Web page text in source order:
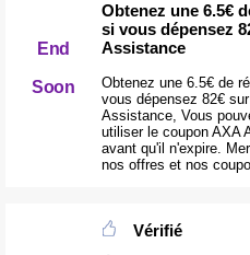
End
Soon
Obtenez une 6.5€
si vous dépensez
Assistance
Obtenez une 6.5€ de
vous dépensez 82€
Assistance, Vous
utiliser le coupon AXA
avant qu'il n'expire.
nos offres et nos
Vérifié